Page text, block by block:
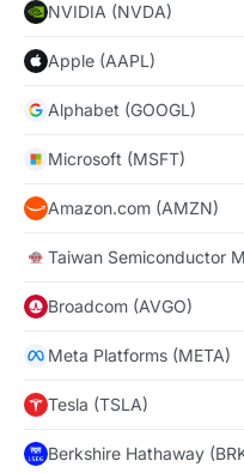
NVIDIA (NVDA)
Apple (AAPL)
Alphabet (GOOGL)
Microsoft (MSFT)
Amazon.com (AMZN)
Taiwan Semiconductor
Broadcom (AVGO)
Meta Platforms (META)
Tesla (TSLA)
Berkshire Hathaway